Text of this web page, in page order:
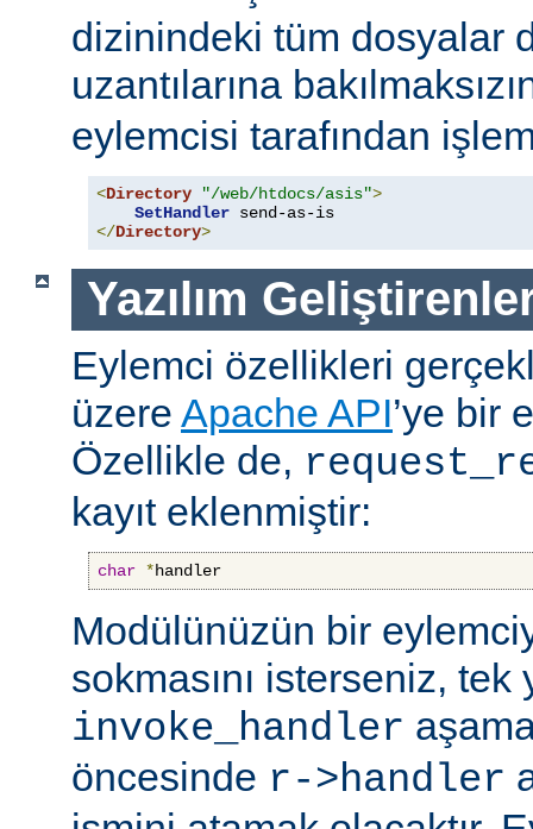
dizinindeki tüm dosyalar
uzantılarına
eylemcisi tarafından
<Directory "/web/htdocs/asis">
SetHandler
</Directory>
Yazılım
Eylemci özellikleri
üzere Apache API’ye bir
Özellikle de,
kayıt eklenmiştir:
char *handler
Modülünüzün bir
sokmasını isterseniz, tek
invoke_handler
öncesinde r->handler